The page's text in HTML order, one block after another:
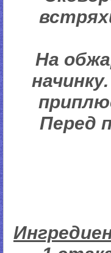
На
Перед